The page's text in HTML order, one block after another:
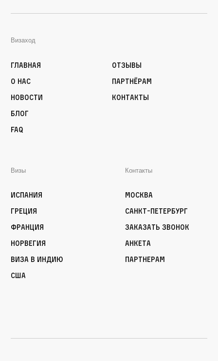
Визаход
Главная
О нас
Новости
Блог
FAQ
Отзывы
Партнёрам
Контакты
Визы
Испания
Греция
Франция
Норвегия
Виза в Индию
США
Контакты
Москва
Санкт-Петербург
Заказать звонок
Анкета
Партнерам